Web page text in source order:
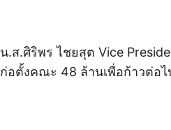
น.ส.ศิริพร ไชยสุต Vice
ก่อตั้งคณะ 48 ล้านเพื่อก้าวต่อ